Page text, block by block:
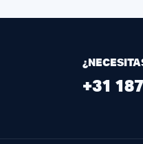
+31